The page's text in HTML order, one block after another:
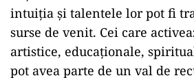
intuiția și talentele lor pot fi
surse de venit. Cei care
artistice, educaționale,
pot avea parte de un val de